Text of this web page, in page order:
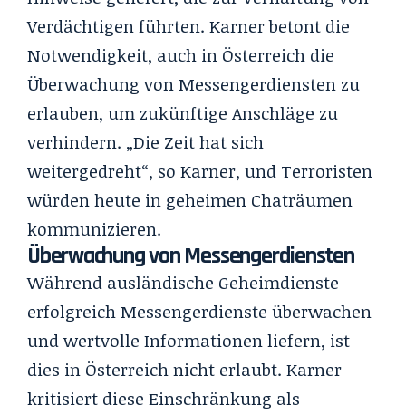
Verdächtigen führten. Karner betont die
Notwendigkeit, auch in Österreich die
Überwachung von Messengerdiensten zu
erlauben, um zukünftige Anschläge zu
verhindern. „Die Zeit hat sich
weitergedreht“, so Karner, und Terroristen
würden heute in geheimen Chaträumen
kommunizieren.
Überwachung von Messengerdiensten
Während ausländische Geheimdienste
erfolgreich Messengerdienste überwachen
und wertvolle Informationen liefern, ist
dies in Österreich nicht erlaubt. Karner
kritisiert diese Einschränkung als